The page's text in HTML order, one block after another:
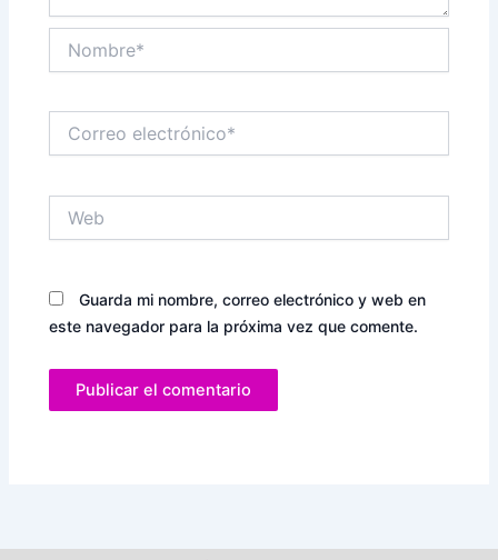
electrónico*
Guarda mi nombre, correo electrónico y web en
este navegador para la próxima vez que comente.